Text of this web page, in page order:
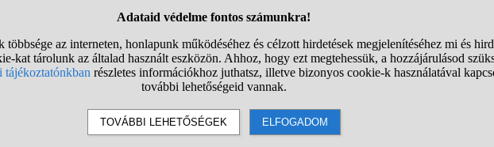
Tényleg nem adhatom tovább az örökbefogadott kutyát?
Fél éve örökbefogadtam egy kutyát, sajnos úgy hozta az élet hogy meg kell válnunk tőle. Sok
helyen olvastam, de megnéztem a saját szerződést, nem határozik róla, hogy nem adhatom
tovább... Csupán annyi szerepel benne, hogy "ha olyan negatív változás áll be az...
Kis nyulaknak (torpenyul) milyen tapszert/tejpotlot lehet adni?
Anyjukat mar lattam h szoptatja oket de eleg rancosak (ami azt jelenti nem eleget)